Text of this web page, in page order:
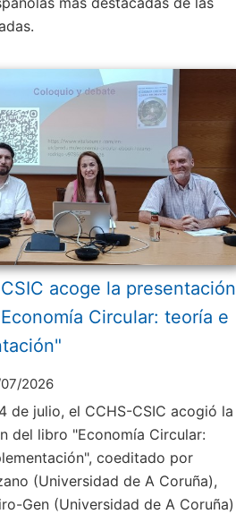
acoge la presentación
Circular: teoría e
2026
de julio, el CCHS-CSIC acogió la
del libro "Economía Circular:
coeditado por
(Universidad de A Coruña),
Gen (Universidad de A Coruña)